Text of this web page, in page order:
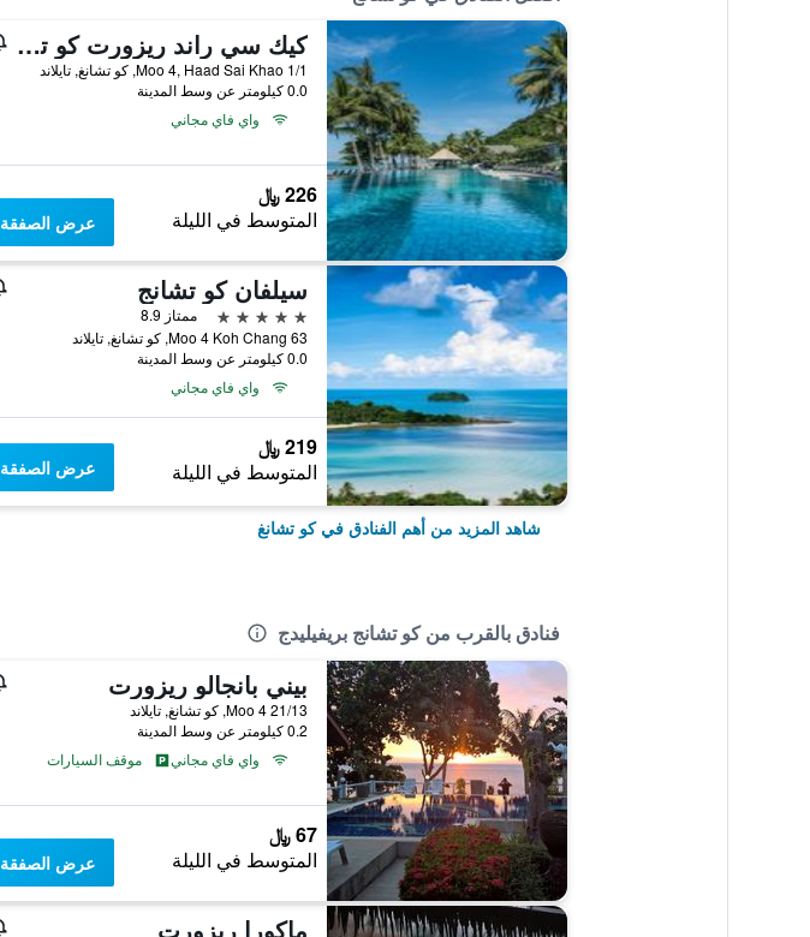
كيك سي راند ريزورت كو تشانج
1/1 Moo 4, Haad Sai Khao, كو تشانغ, تايلاند
0.0 كيلومتر عن وسط المدينة
واي فاي مجاني
226 ﷼
المتوسط في الليلة عرض الصفقة
سيلفان كو تشانج
5 نجوم
ممتاز 8.9
63 Moo 4 Koh Chang, كو تشانغ, تايلاند
0.0 كيلومتر عن وسط المدينة
واي فاي مجاني
219 ﷼
المتوسط في الليلة عرض الصفقة
شاهد المزيد من أهم الفنادق في كو تشانغ
فنادق بالقرب من كو تشانج بريفيليدج
بيني بانجالو ريزورت
21/13 Moo 4, كو تشانغ, تايلاند
0.2 كيلومتر عن وسط المدينة
واي فاي مجاني
موقف السيارات
67 ﷼
المتوسط في الليلة عرض الصفقة
ماكورا ريزورت